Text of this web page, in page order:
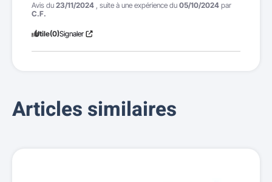
Avis du 23/11/2024 , suite à une expérience du 05/10/2024 par
C.F.
Utile(0)Signaler
Articles similaires